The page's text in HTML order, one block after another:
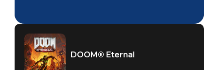
DOOM® Eternal